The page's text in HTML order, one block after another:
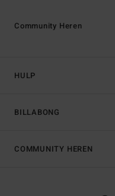
HULP
BILLABONG
Community Heren
COMMUNITY HEREN